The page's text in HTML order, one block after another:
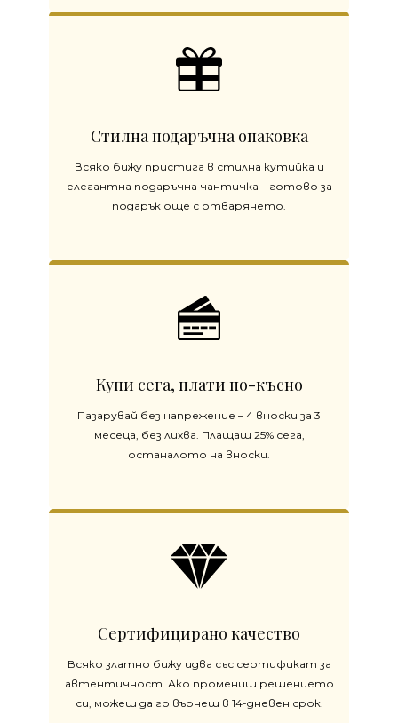
Стилна подаръчна опаковка
Всяко бижу пристига в стилна кутийка и
елегантна подаръчна чантичка – готово за
подарък още с отварянето.
Купи сега, плати по-късно
Пазарувай без напрежение – 4 вноски за 3
месеца, без лихва. Плащаш 25% сега,
останалото на вноски.
Сертифицирано качество
Всяко златно бижу идва със сертификат за
автентичност. Ако промениш решението
си, можеш да го върнеш в 14-дневен срок.